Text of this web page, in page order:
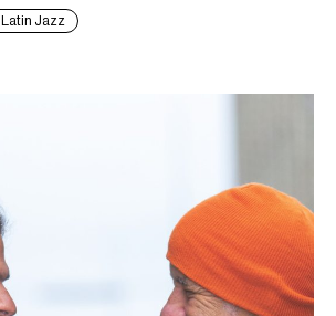
Latin Jazz